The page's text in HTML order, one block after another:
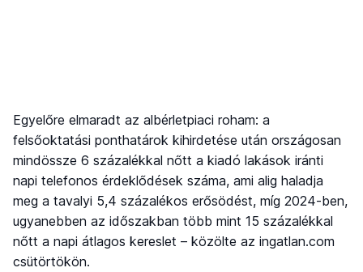
Egyelőre elmaradt az albérletpiaci roham: a
felsőoktatási ponthatárok kihirdetése után országosan
mindössze 6 százalékkal nőtt a kiadó lakások iránti
napi telefonos érdeklődések száma, ami alig haladja
meg a tavalyi 5,4 százalékos erősödést, míg 2024-ben,
ugyanebben az időszakban több mint 15 százalékkal
nőtt a napi átlagos kereslet – közölte az ingatlan.com
csütörtökön.